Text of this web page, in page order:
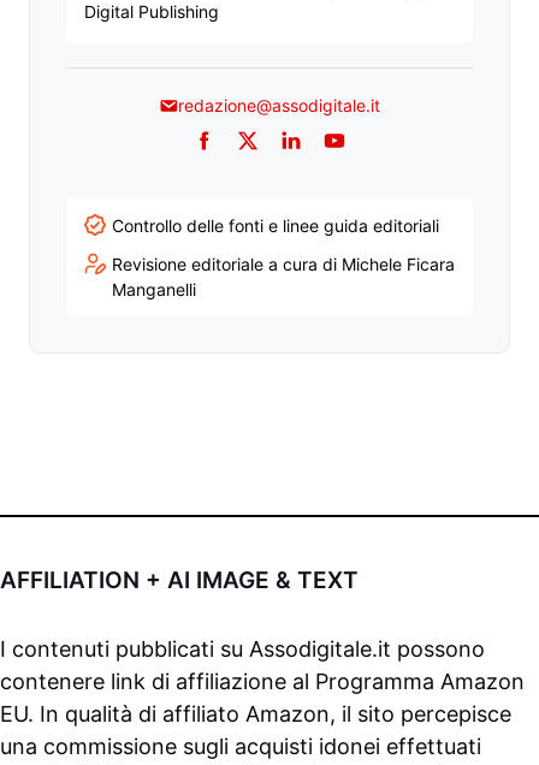
Digital Publishing
redazione@assodigitale.it
Facebook
TwitterLinkedInYouTube
Controllo delle fonti e linee guida editoriali
Revisione editoriale a cura di Michele Ficara
Manganelli
AFFILIATION + AI IMAGE & TEXT
I contenuti pubblicati su Assodigitale.it possono
contenere link di affiliazione al Programma Amazon
EU. In qualità di affiliato Amazon, il sito percepisce
una commissione sugli acquisti idonei effettuati